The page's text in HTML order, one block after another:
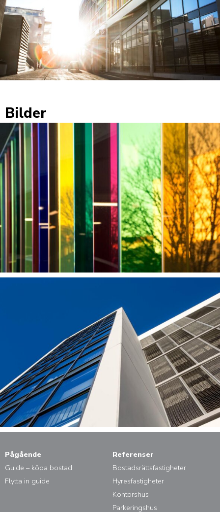
Bilder
Pågående
Guide – köpa bostad
Flytta in guide
Referenser
Bostadsrättsfastigheter
Hyresfastigheter
Kontorshus
Parkeringshus